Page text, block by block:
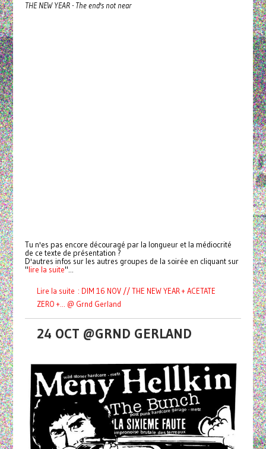
THE NEW YEAR - The end's not near
Tu n'es pas encore découragé par la longueur et la médiocrité
de ce texte de présentation ?
D'autres infos sur les autres groupes de la soirée en cliquant sur
"lire la suite"...
Lire la suite : DIM 16 NOV // THE NEW YEAR + ACETATE
ZERO +... @ Grnd Gerland
24 OCT @GRND GERLAND